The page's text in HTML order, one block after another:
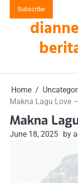
Subscribe
Home
Makna Lagu Love
Makna
June 18, 2025 by